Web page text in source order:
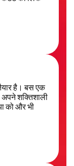
है। बस एक
शक्तिशाली
को और भी